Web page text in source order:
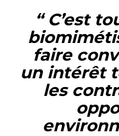
“ C’est
faire
un intérêt
les